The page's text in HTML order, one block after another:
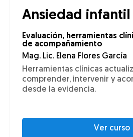
Ansiedad infantil
Evaluación, herramientas
de acompañamiento
Mag. Lic. Elena Flores García
Herramientas clínicas
comprender, intervenir y
desde la evidencia.
Ver curso